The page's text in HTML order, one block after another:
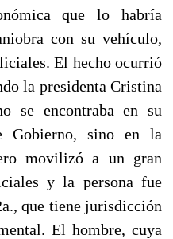
que lo habría
con su vehículo,
El hecho ocurrió
la presidenta Cristina
se encontraba en su
Gobierno, sino en la
movilizó a un gran
y la persona fue
que tiene jurisdicción
El hombre, cuya